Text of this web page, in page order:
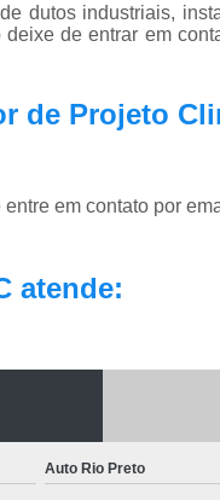
dutos industriais,
de entrar em
de Projeto
entre em contato por
atende:
Auto Rio Preto